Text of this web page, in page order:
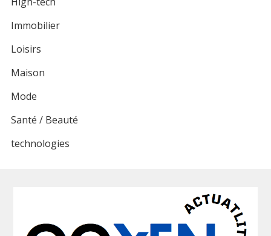
Immobilier
Loisirs
Maison
Mode
Santé / Beauté
technologies